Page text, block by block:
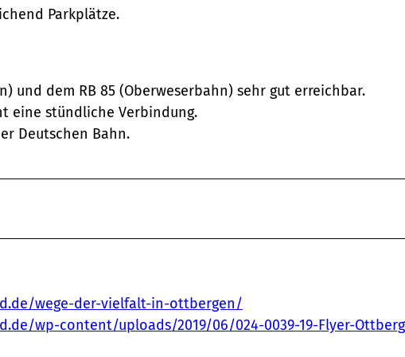
Parkplätze.
und dem RB 85 (Oberweserbahn) sehr gut erreichbar.
eine stündliche Verbindung.
Deutschen Bahn.
wege-der-vielfalt-in-ottbergen/
wp-content/uploads/2019/06/024-0039-19-Flyer-